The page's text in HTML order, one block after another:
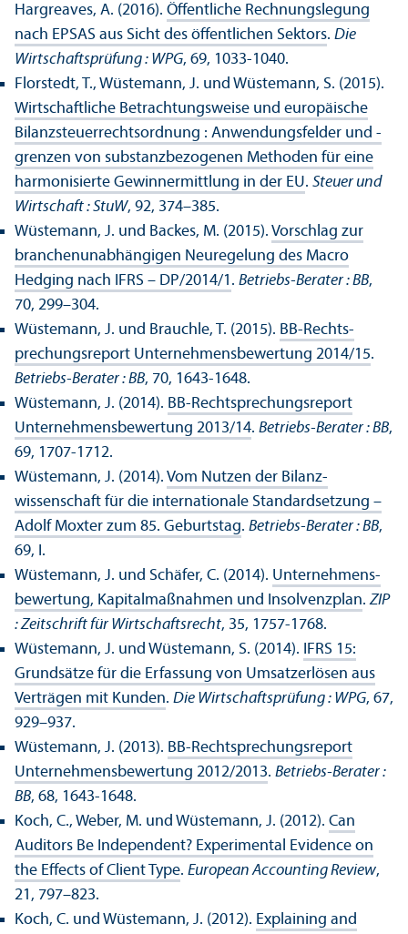
Hargreaves, A. (2016). Öffentliche Rechnungs­legung
nach EPSAS aus Sicht des öffentlichen Sektors. Die
Wirtschafts­prüfung : WPG, 69, 1033-1040.
Florstedt, T., Wüstemann, J. und Wüstemann, S. (2015).
Wirtschaft­liche Betrachtungs­weise und europäische
Bilanzsteuerrechts­ordnung : Anwendungs­felder und -
grenzen von substanzbezogenen Methoden für eine
harmonisierte Gewinnermittlung in der EU. Steuer und
Wirtschaft : StuW, 92, 374–385.
Wüstemann, J. und Backes, M. (2015). Vorschlag zur
branchenunabhängigen Neuregelung des Macro
Hedging nach IFRS – DP/2014/1 . Betriebs-Berater : BB,
70, 299–304.
Wüstemann, J. und Brauchle, T. (2015). BB-Rechts­
prechungs­report Unter­nehmens­bewertung 2014/15.
Betriebs-Berater : BB, 70, 1643-1648.
Wüstemann, J. (2014). BB-Rechts­prechungs­report
Unter­nehmens­bewertung 2013/14. Betriebs-Berater : BB,
69, 1707-1712.
Wüstemann, J. (2014). Vom Nutzen der Bilanz­
wissenschaft für die internationale Standard­setzung –
Adolf Moxter zum 85. Geburtstag. Betriebs-Berater : BB,
69, I.
Wüstemann, J. und Schäfer, C. (2014). Unter­nehmens­
bewertung, Kapitalmaßnahmen und Insolvenzplan.ZIP
: Zeitschrift für Wirtschafts­recht, 35, 1757-1768.
Wüstemann, J. und Wüstemann, S. (2014).
IFRS 15:
Grundsätze für die Erfassung von Umsatzerlösen aus
Verträgen mit Kunden. Die Wirtschafts­prüfung : WPG, 67,
929–937.
Wüstemann, J. (2013). BB-Rechts­prechungs­report
Unter­nehmens­bewertung 2012/2013. Betriebs-Berater :
BB, 68, 1643-1648.
Koch, C., Weber, M. und Wüstemann, J. (2012). Can
Auditors Be Independent? Experimental Evidence on
the Effects of Client Type. European Accounting Review,
21, 797–823.
Koch, C. und Wüstemann, J. (2012). Explaining and